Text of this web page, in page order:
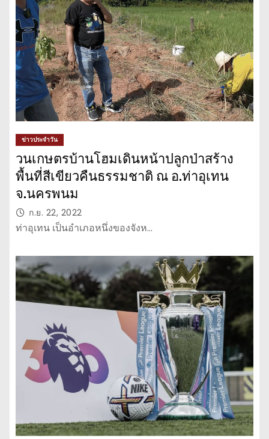
ข่าวประจำวัน
วนเกษตรบ้านโฮมเดินหน้าปลูกป่าสร้าง
พื้นที่สีเขียวคืนธรรมชาติ ณ อ.ท่าอุเทน
จ.นครพนม
ก.ย. 22, 2022
ท่าอุเทน เป็นอำเภอหนึ่งของจังห…